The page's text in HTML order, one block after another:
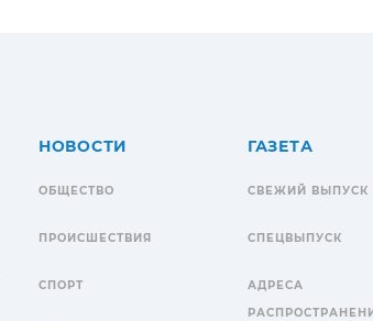
НОВОСТИ
ОБЩЕСТВО
ПРОИСШЕСТВИЯ
СПОРТ
ГАЗЕТА
СВЕЖИЙ ВЫПУСК
СПЕЦВЫПУСК
АДРЕСА